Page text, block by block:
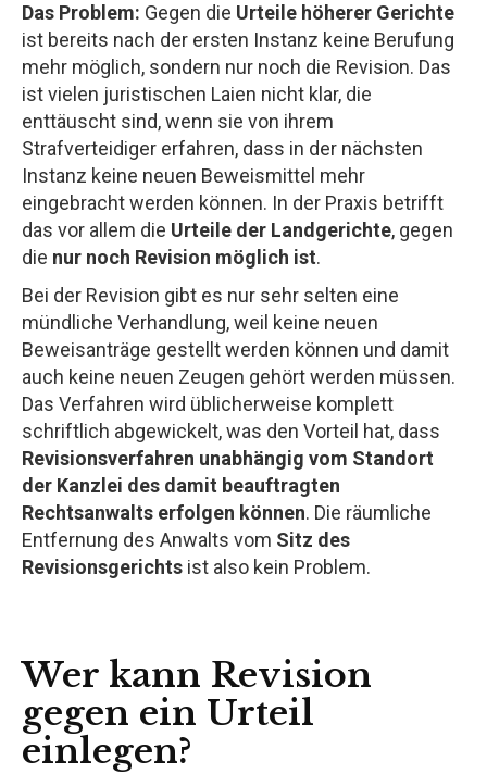
Das Problem: Gegen die Urteile höherer Gerichte
ist bereits nach der ersten Instanz keine Berufung
mehr möglich, sondern nur noch die Revision. Das
ist vielen juristischen Laien nicht klar, die
enttäuscht sind, wenn sie von ihrem
Strafverteidiger erfahren, dass in der nächsten
Instanz keine neuen Beweismittel mehr
eingebracht werden können. In der Praxis betrifft
das vor allem die Urteile der Landgerichte, gegen
die nur noch Revision möglich ist.
Bei der Revision gibt es nur sehr selten eine
mündliche Verhandlung, weil keine neuen
Beweisanträge gestellt werden können und damit
auch keine neuen Zeugen gehört werden müssen.
Das Verfahren wird üblicherweise komplett
schriftlich abgewickelt, was den Vorteil hat, dass
Revisionsverfahren unabhängig vom Standort
der Kanzlei des damit beauftragten
Rechtsanwalts erfolgen können. Die räumliche
Entfernung des Anwalts vom Sitz des
Revisionsgerichts ist also kein Problem.
Wer kann Revision
gegen ein Urteil
einlegen?